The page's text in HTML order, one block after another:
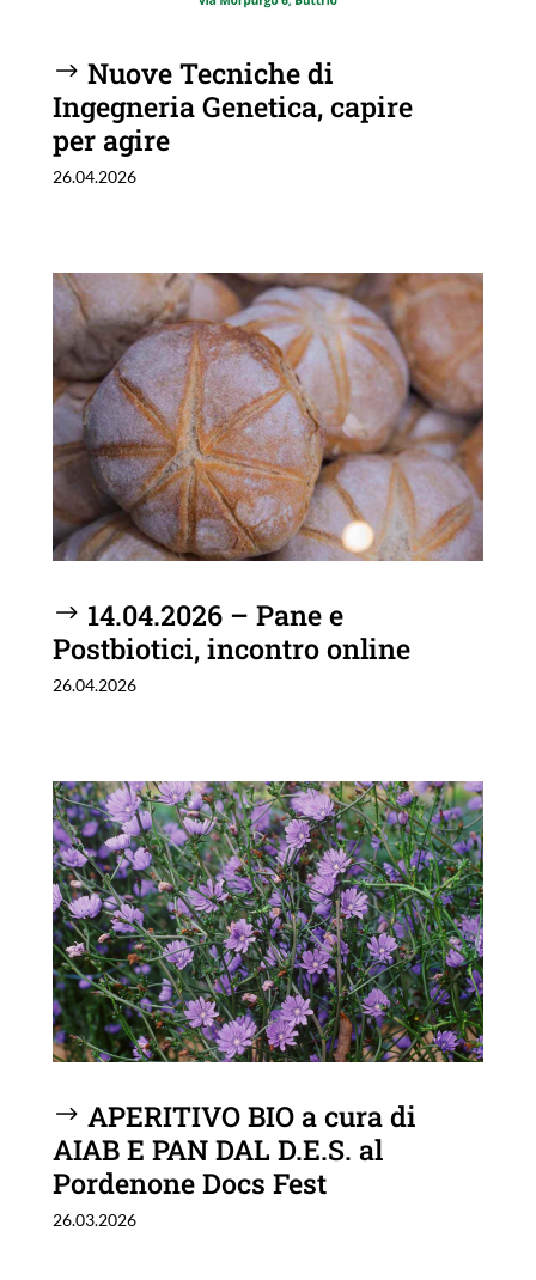
Nuove Tecniche di
Ingegneria Genetica, capire
per agire
26.04.2026
14.04.2026 – Pane e
Postbiotici, incontro online
26.04.2026
APERITIVO BIO a cura di
AIAB E PAN DAL D.E.S. al
Pordenone Docs Fest
26.03.2026